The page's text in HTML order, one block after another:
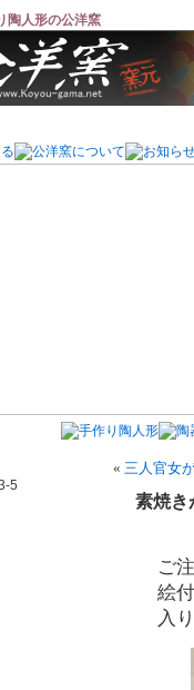
陶人形の公洋窯
5
« 三人官女
素焼き
ご
絵
入